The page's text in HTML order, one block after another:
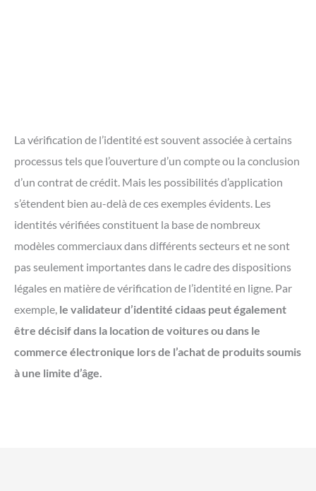
La vérification de l’identité est souvent associée à certains
processus tels que l’ouverture d’un compte ou la conclusion
d’un contrat de crédit. Mais les possibilités d’application
s’étendent bien au-delà de ces exemples évidents. Les
identités vérifiées constituent la base de nombreux
modèles commerciaux dans différents secteurs et ne sont
pas seulement importantes dans le cadre des dispositions
légales en matière de vérification de l’identité en ligne. Par
exemple, le validateur d’identité cidaas peut également
être décisif dans la location de voitures ou dans le
commerce électronique lors de l’achat de produits soumis
à une limite d’âge.